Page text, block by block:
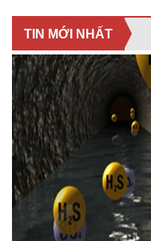
TIN MỚI NHẤT